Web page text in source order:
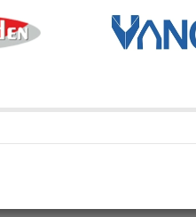
Transporte Habitual
Transporte habitual
Compartí en: